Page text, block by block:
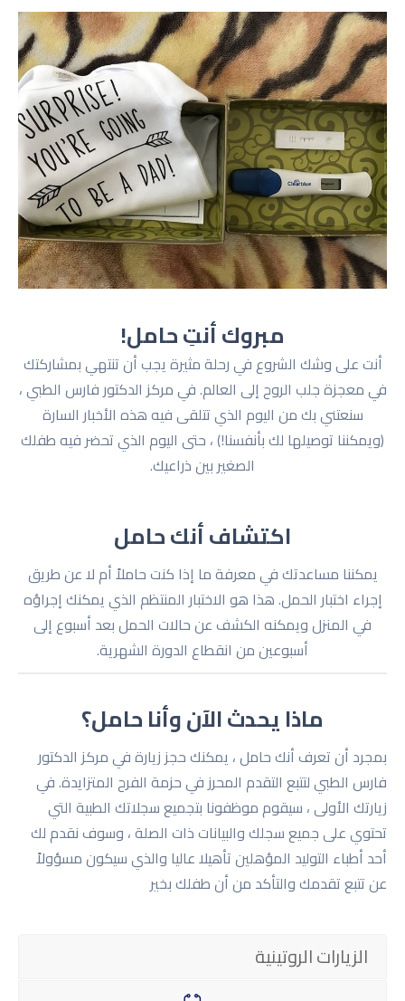
مبروك أنتِ حامل!
أنت على وشك الشروع في رحلة مثيرة يجب أن تنتهي بمشاركتك
في معجزة جلب الروح إلى العالم. في مركز الدكتور فارس الطبي ،
سنعتني بك من اليوم الذي تتلقى فيه هذه الأخبار السارة
(ويمكننا توصيلها لك بأنفسنا!) ، حتى اليوم الذي تحضر فيه طفلك
الصغير بين ذراعيك.
اكتشاف أنك حامل
يمكننا مساعدتك في معرفة ما إذا كنت حاملاً أم لا عن طريق
إجراء اختبار الحمل. هذا هو الاختبار المنتظم الذي يمكنك إجراؤه
في المنزل ويمكنه الكشف عن حالات الحمل بعد أسبوع إلى
أسبوعين من انقطاع الدورة الشهرية.
ماذا يحدث الآن وأنا حامل؟
بمجرد أن تعرف أنك حامل ، يمكنك حجز زيارة في مركز الدكتور
فارس الطبي لتتبع التقدم المحرز في حزمة الفرح المتزايدة. في
زيارتك الأولى ، سيقوم موظفونا بتجميع سجلاتك الطبية التي
تحتوي على جميع سجلك والبيانات ذات الصلة ، وسوف نقدم لك
أحد أطباء التوليد المؤهلين تأهيلا عاليا والذي سيكون مسؤولاً
عن تتبع تقدمك والتأكد من أن طفلك بخير
الزيارات الروتينية